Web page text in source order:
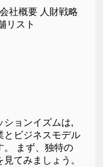
社概要 人財戦略
リスト
ションイズムは,
とビジネスモデル
。 まず、独特の
てみましょう。